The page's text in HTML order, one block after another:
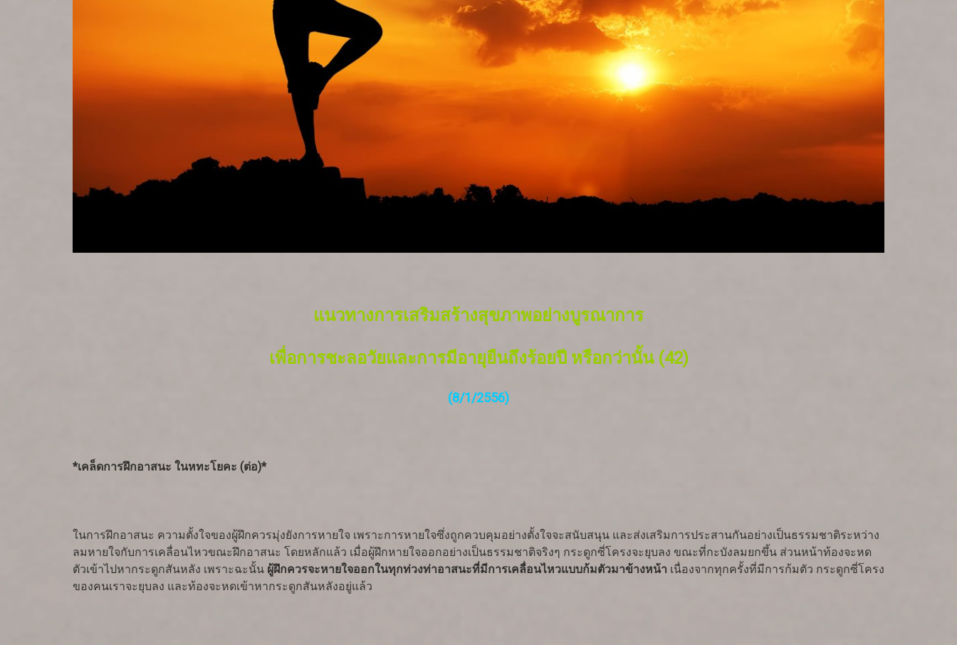
แนวทางการเสริมสร้างสุขภาพอย่างบูรณาการ
เพื่อการชะลอวัยและการมีอายุยืนถึงร้อยปี หรือกว่านั้น (42)
(8/1/2556)
*เคล็ดการฝึกอาสนะ ในหทะโยคะ (ต่อ)*
ในการฝึกอาสนะ ความตั้งใจของผู้ฝึกควรมุ่งยังการหายใจ เพราะการหายใจซึ่งถูกควบคุมอย่างตั้งใจจะสนับสนุน และส่งเสริมการประสานกันอย่างเป็นธรรมชาติระหว่าง
ลมหายใจกับการเคลื่อนไหวขณะฝึกอาสนะ โดยหลักแล้ว เมื่อผู้ฝึกหายใจออกอย่างเป็นธรรมชาติจริงๆ กระดูกซี่โครงจะยุบลง ขณะที่กะบังลมยกขึ้น ส่วนหน้าท้องจะหด
ตัวเข้าไปหากระดูกสันหลัง เพราะฉะนั้น ผู้ฝึกควรจะหายใจออกในทุกท่วงท่าอาสนะที่มีการเคลื่อนไหวแบบก้มตัวมาข้างหน้า เนื่องจากทุกครั้งที่มีการก้มตัว กระดูกซี่โครง
ของคนเราจะยุบลง และท้องจะหดเข้าหากระดูกสันหลังอยู่แล้ว